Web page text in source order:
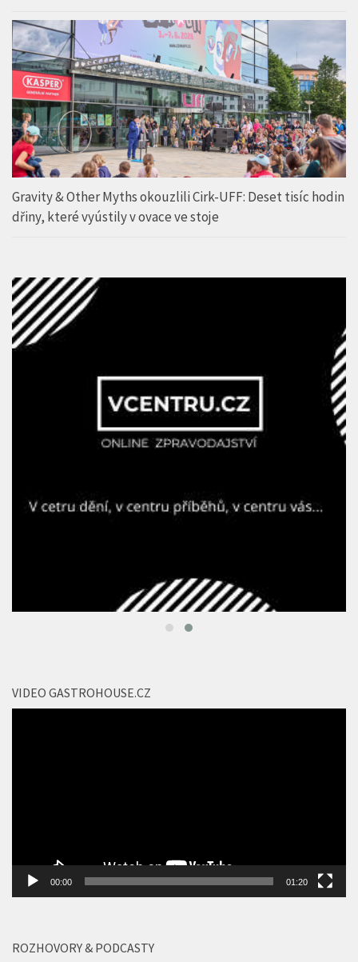
Gravity & Other Myths okouzlili Cirk-UFF: Deset tisíc hodin
dřiny, které vyústily v ovace ve stoje
VIDEO GASTROHOUSE.CZ
00:00 01:20
ROZHOVORY & PODCASTY